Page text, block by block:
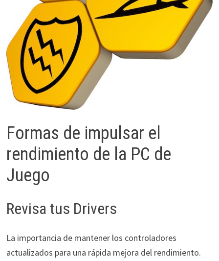
Formas de impulsar el
rendimiento de la PC de
Juego
Revisa tus Drivers
La importancia de mantener los controladores
actualizados para una rápida mejora del rendimiento.